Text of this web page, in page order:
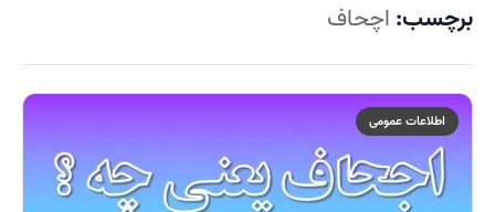
برچسب: اچحاف
اطلاعات عمومی